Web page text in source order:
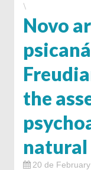
\
Novo
the
natural
20 de